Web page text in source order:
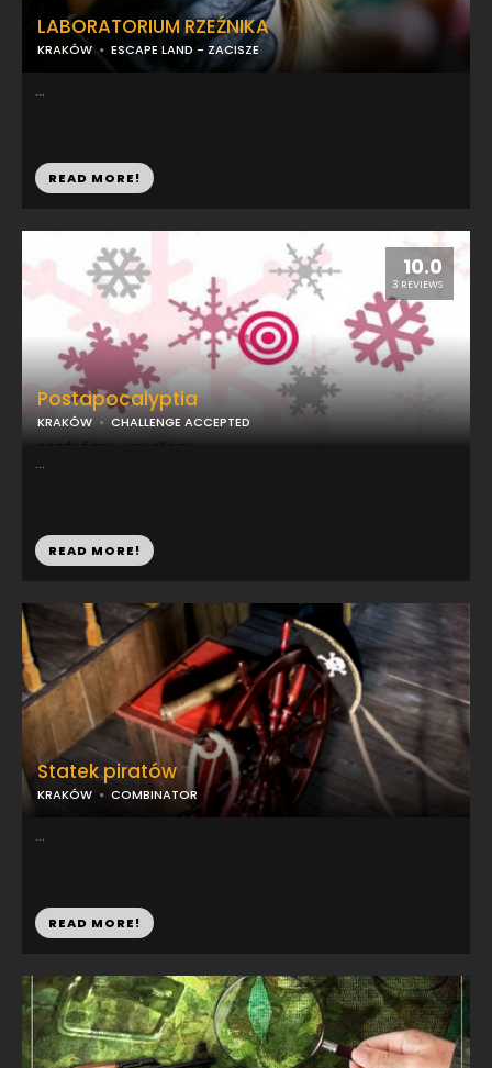
LABORATORIUM RZEŹNIKA
KRAKÓW ESCAPE LAND - ZACISZE
...
READ MORE!
10.0
3 REVIEWS
Postapocalyptia
KRAKÓW CHALLENGE ACCEPTED
...
READ MORE!
Statek piratów
KRAKÓW COMBINATOR
...
READ MORE!